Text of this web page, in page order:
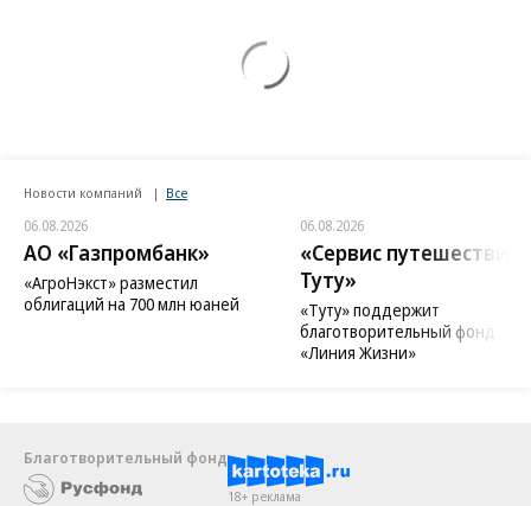
Новости компаний Все
06.08.2026
АО «Газпромбанк»
«АгроНэкст» разместил
облигаций на 700 млн юаней
06.08.2026
«Сервис путешествий
Туту»
«Туту» поддержит
благотворительный фонд
«Линия Жизни»
Благотворительный фонд
18+ реклама